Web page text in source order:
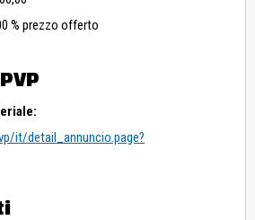
% prezzo offerto
it/detail_annuncio.page?